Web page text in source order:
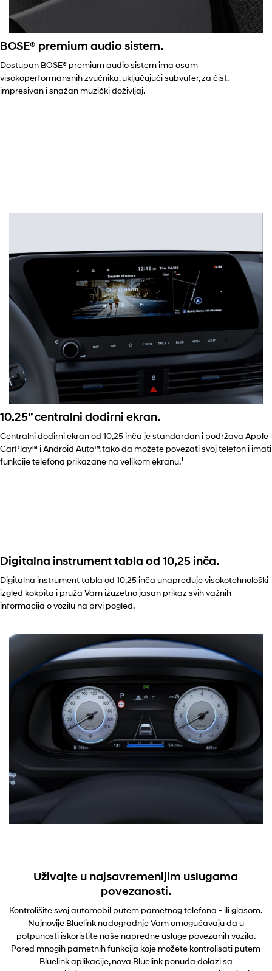
BOSE® premium audio sistem.
Dostupan BOSE® premium audio sistem ima osam
visokoperformansnih zvučnika, uključujući subvufer, za čist,
impresivan i snažan muzički doživljaj.
10.25’’ centralni dodirni ekran.
Centralni dodirni ekran od 10,25 inča je standardan i podržava Apple
CarPlay™ i Android Auto™, tako da možete povezati svoj telefon i imati
funkcije telefona prikazane na velikom ekranu.1
Digitalna instrument tabla od 10,25 inča.
Digitalna instrument tabla od 10,25 inča unapređuje visokotehnološki
izgled kokpita i pruža Vam izuzetno jasan prikaz svih važnih
informacija o vozilu na prvi pogled.
Uživajte u najsavremenijim uslugama
povezanosti.
Kontrolišite svoj automobil putem pametnog telefona - ili glasom.
Najnovije Bluelink nadogradnje Vam omogućavaju da u
potpunosti iskoristite naše napredne usluge povezanih vozila.
Pored mnogih pametnih funkcija koje možete kontrolisati putem
Bluelink aplikacije, nova Bluelink ponuda dolazi sa